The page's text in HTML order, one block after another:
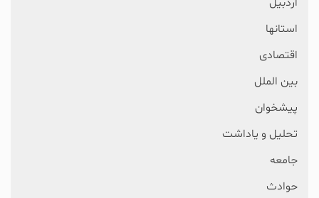
استانها
اقتصادی
بین الملل
پیشخوان
تحلیل و یاداشت
جامعه
حوادث